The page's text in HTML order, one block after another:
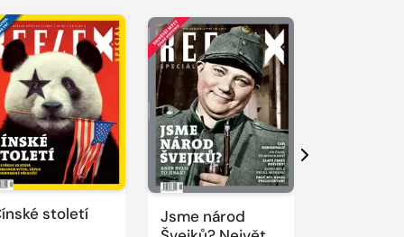
století
Jsme národ
Další